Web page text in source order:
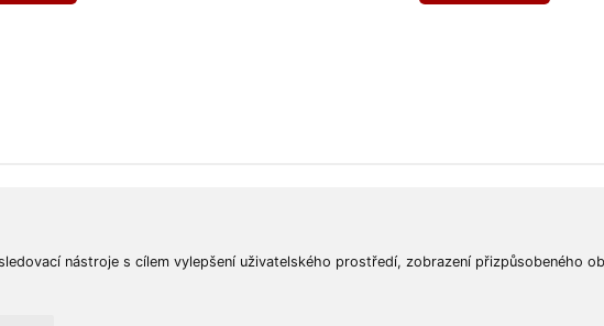
nástroje s cílem vylepšení uživatelského prostředí, zobrazení přizpůsobeného